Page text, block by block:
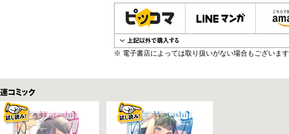
電子書籍で購入
※ 電子書店によっては取り扱いがない場合もございます
コミックス